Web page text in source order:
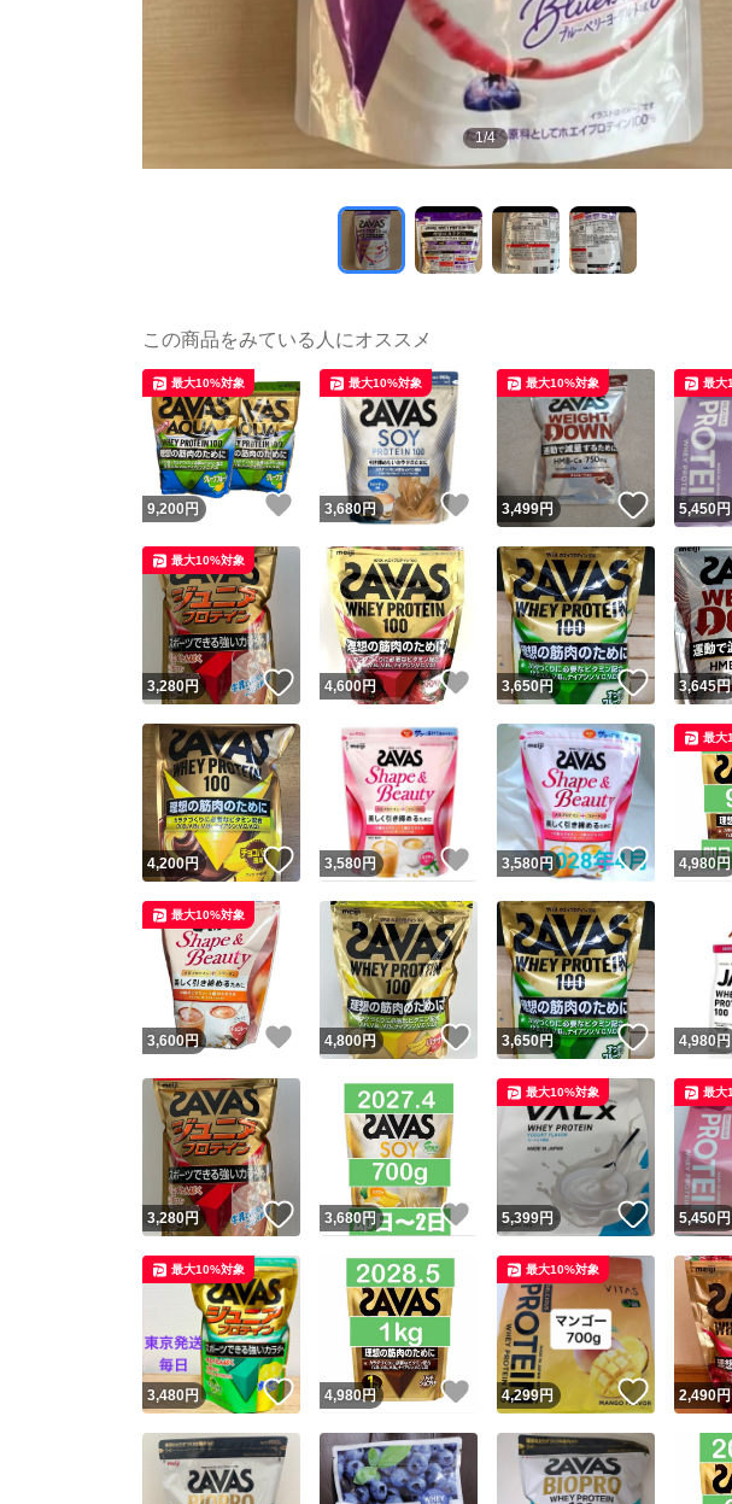
1/4
この商品をみている人にオススメ
9,200 円 いいね！
最大10%対象
3,680円 いいね！
最大10%対象
3,499円 いいね！
最大10%対象
5,450円
最大
3,280円 いいね！
最大10%対象
4,600円 いいね！
3,650円 いいね！
3,645円
4,200円 いいね！
3,580円 いいね！
3,580円 いいね！
4,980円
最大
3,600円 いいね！
最大10%対象
4,800円 いいね！
3,650円 いいね！
4,980円
3,280円 いいね！
3,680円 いいね！
5,399円 いいね！
最大10%対象
5,450円
最大
3,480円 いいね！
最大10%対象
4,980円 いいね！
4,299円 いいね！
最大10%対象
2,490円